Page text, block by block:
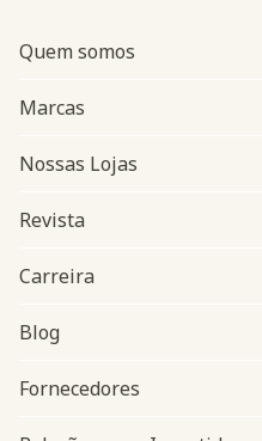
Navegação do rodapé
Quem somos
Marcas
Nossas Lojas
Revista
Carreira
Blog
Fornecedores